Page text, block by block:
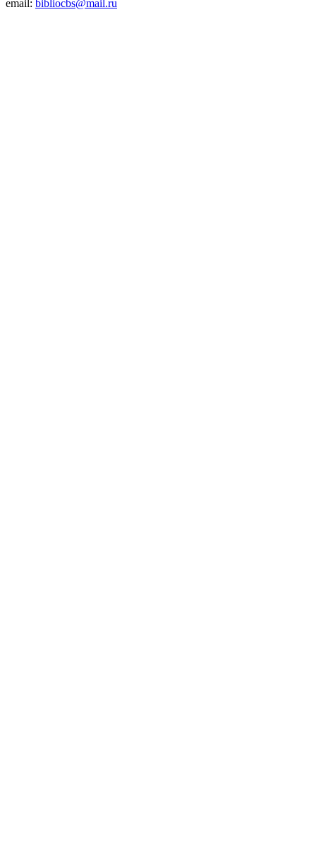
email: bibliocbs@mail.ru